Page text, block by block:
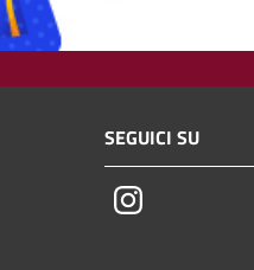
SEGUICI SU
Instagram